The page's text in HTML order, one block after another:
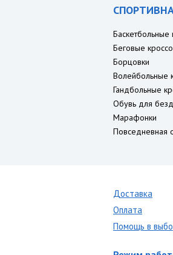
Баскетбольные
Беговые
Борцовки
Волейбольные
Гандбольные
Обувь для
Марафонки
Повседневная
Доставка
Оплата
Помощь в